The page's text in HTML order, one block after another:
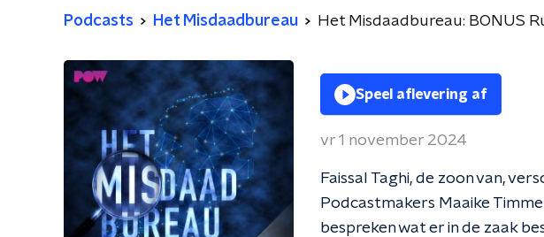
Podcasts Het Misdaadbureau
Speel aflevering af
vr 1 november 2024
Faissal Taghi, de zoon van,
Podcastmakers Maaike
bespreken wat er in de zaak